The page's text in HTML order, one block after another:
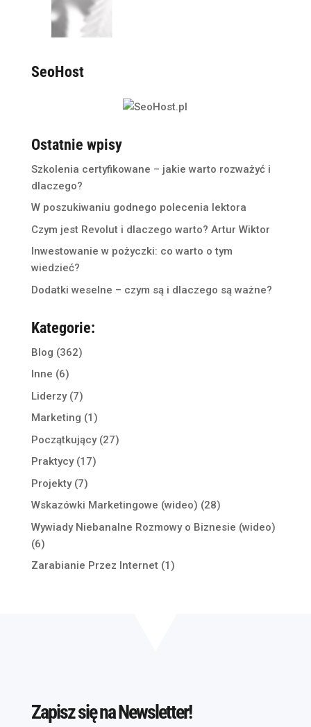
SeoHost
Ostatnie wpisy
Szkolenia certyfikowane – jakie warto rozważyć i
dlaczego?
W poszukiwaniu godnego polecenia lektora
Czym jest Revolut i dlaczego warto? Artur Wiktor
Inwestowanie w pożyczki: co warto o tym
wiedzieć?
Dodatki weselne – czym są i dlaczego są ważne?
Kategorie:
Blog (362)
Inne (6)
Liderzy(7)
Marketing (1)
Początkujący(27)
Praktycy(17)
Projekty(7)
Wskazówki Marketingowe (wideo) (28)
Wywiady Niebanalne Rozmowy o Biznesie (wideo)
(6)
Zarabianie Przez Internet(1)
Zapisz się na Newsletter!